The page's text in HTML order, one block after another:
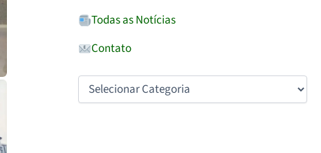
Todas as Notícias
Contato